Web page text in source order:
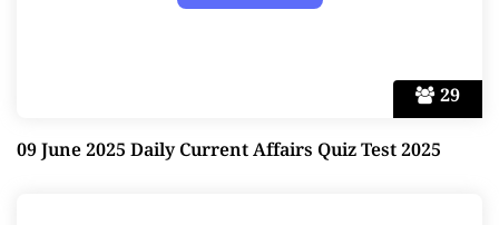
29
09 June 2025 Daily Current Affairs Quiz Test 2025